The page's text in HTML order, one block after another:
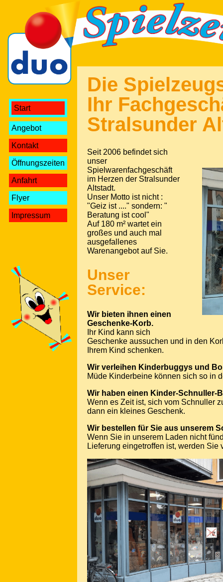
Start
Angebot
Kontakt
Öffnungszeiten
Anfahrt
Flyer
Impressum
Die
Ihr
Stralsunder
Seit 2006 befindet sich
unser
Spielwarenfachgeschäft
im Herzen der Stralsunder
Altstadt.
Unser Motto ist nicht :
"Geiz ist ...." sondern: "
Beratung ist cool"
Auf 180 m² wartet ein
großes und auch mal
ausgefallenes
Warenangebot auf Sie.
Unser
Service:
Wir bieten ihnen einen
Geschenke-Korb.
Ihr Kind kann sich
Geschenke aussuchen und in den
Ihrem Kind schenken.
Wir verleihen Kinderbuggys und
Müde Kinderbeine können sich so in
Wir haben einen Kinder-Schnuller-
Wenn es Zeit ist, sich vom Schnuller
dann ein kleines Geschenk.
Wir bestellen für Sie aus unserem
Wenn Sie in unserem Laden nicht
Lieferung eingetroffen ist, werden Sie